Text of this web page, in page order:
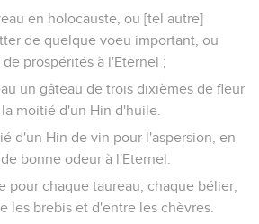
en holocauste, ou [tel autre]
de quelque voeu important, ou
prospérités à l'Eternel ;
un gâteau de trois dixièmes de fleur
moitié d'un Hin d'huile.
d'un Hin de vin pour l'aspersion, en
bonne odeur à l'Eternel.
pour chaque taureau, chaque bélier,
les brebis et d'entre les chèvres.